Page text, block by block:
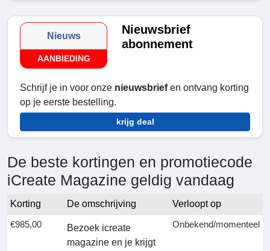
Nieuws
AANBIEDING
Nieuwsbrief
abonnement
Schrijf je in voor onze nieuwsbriefen ontvang korting
op je eerste bestelling.
krijg deal
De beste kortingen en promotiecode
iCreate Magazine geldig vandaag
Korting De omschrijving
Verloopt op
€985,00
Bezoek icreate
magazine en je krijgt
Onbekend/momenteel